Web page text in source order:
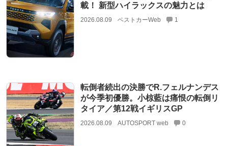
載！ 新型ハイラックスの魅力とは
2026.08.09 ベストカーWeb 1
転倒者続出の決勝でR.フェルナンデス
が今季初優勝。小椋藍は痛恨の転倒リ
タイア／第12戦イギリスGP
2026.08.09 AUTOSPORT web 0